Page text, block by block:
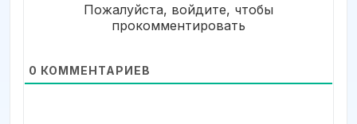
Пожалуйста, войдите, чтобы
прокомментировать
0 КОММЕНТАРИЕВ